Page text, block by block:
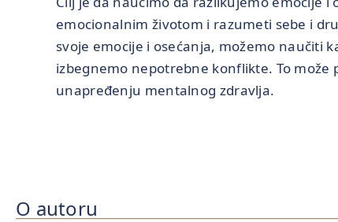
emocionalnim životom i razumeti sebe i
svoje emocije i osećanja, možemo naučiti
izbegnemo nepotrebne konflikte. To
unapređenju mentalnog zdravlja.
O autoru